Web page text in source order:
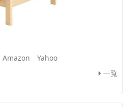
Amazon
Yahoo
一覧